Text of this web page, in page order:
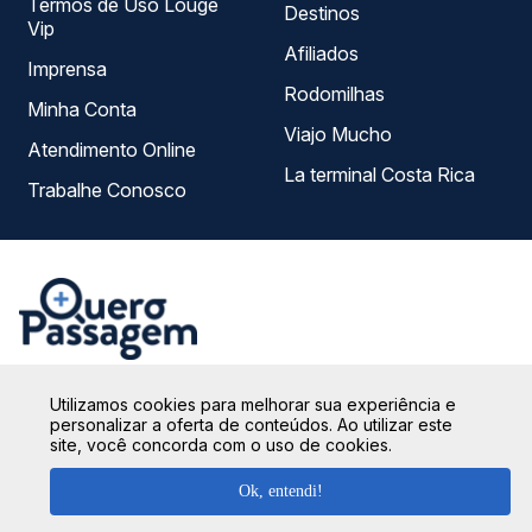
Na Quero Passagem sua compra é totalmente segura!
Para garantirmos que seus dados estejam sempre
protegidos, não armazenamos nenhuma informação do
cartão de crédito utilizado, seguindo os protocolos de
Termos de Uso Louge
Vip
Imprensa
Minha Conta
Atendimento Online
Trabalhe Conosco
Destinos
Afiliados
Rodomilhas
Viajo Mucho
La terminal Costa Rica
Utilizamos cookies para melhorar sua experiência e
personalizar a oferta de conteúdos. Ao utilizar este
site, você concorda com o uso de cookies.
Ok, entendi!